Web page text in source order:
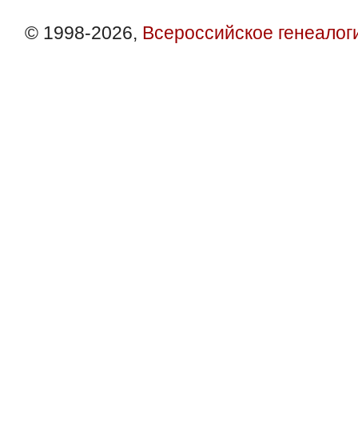
© 1998-2026, Всероссийское